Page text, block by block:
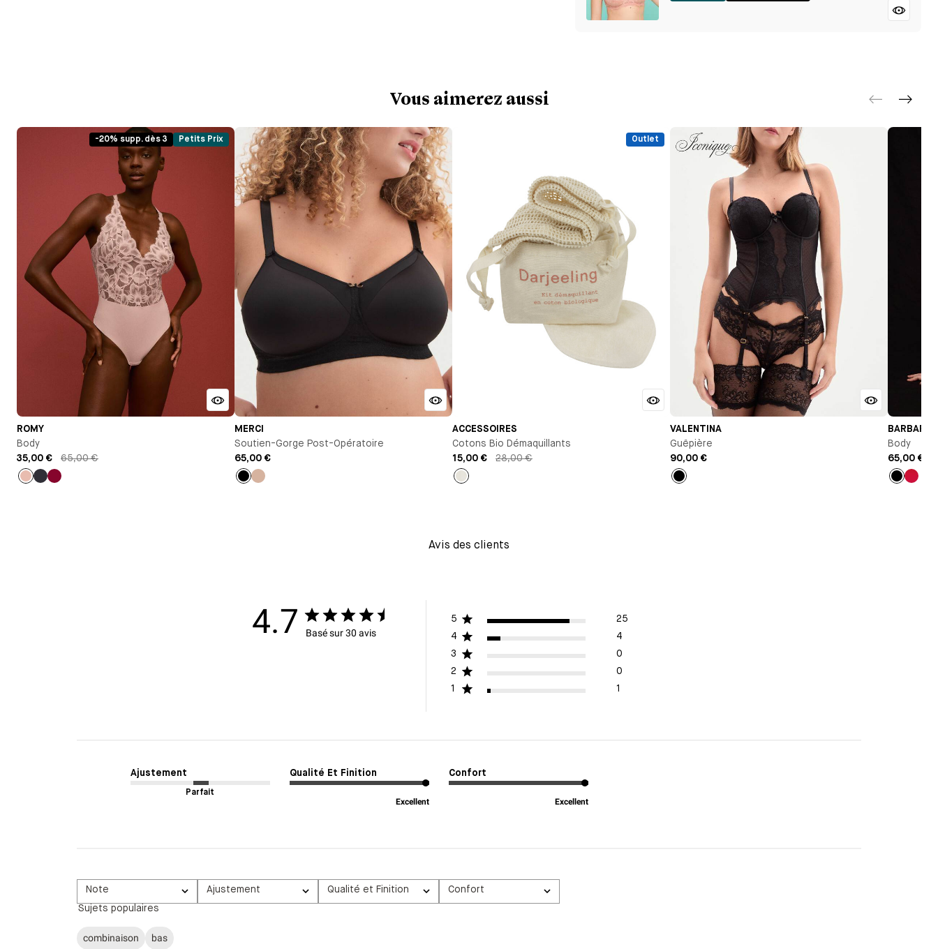
Vous aimerez aussi
-20% supp. dès 3 Petits Prix
ROMY
Body
35,00 €
65,00 €
Rose
MERCI
Soutien-Gorge Post-Opératoire
65,00 €
Noir
Outlet
ACCESSOIRES
Cotons Bio Démaquillants
15,00 €
28,00 €
Ivoire
VALENTINA
Guêpière
90,00 €
Noir
BARBARA
Body
65,00 €
Noir
Avis des clients
4.7 Basé sur 30 avis
5
25
4
4
3
0
2
0
1
1
Ajustement
Parfait
Qualité Et Finition
Excellent
Confort
Excellent
Note
Toutes les évaluations
Ajustement
Tous
Qualité et Finition
Tous
Confort
Tous
Sujets populaires
combinaison bas